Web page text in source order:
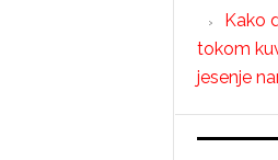
Kako
tokom
jesenje